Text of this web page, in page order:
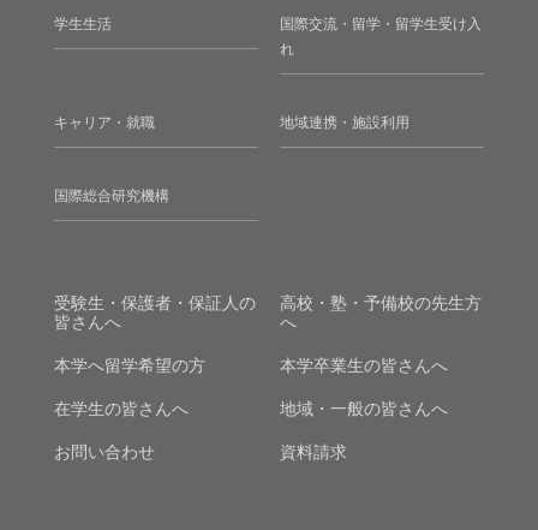
学生生活
国際交流・留学・留学生受け入
れ
キャリア・就職 地域連携・施設利用
国際総合研究機構
受験生・保護者・保証人の
皆さんへ
高校・塾・予備校の先生方
へ
本学へ留学希望の方 本学卒業生の皆さんへ
在学生の皆さんへ 地域・一般の皆さんへ
お問い合わせ 資料請求